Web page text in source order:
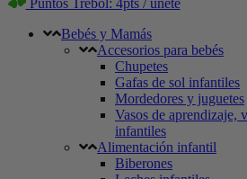
Puntos Trébol: 4pts / únete
Bebés y Mamás
Accesorios para bebés
Chupetes
Gafas de sol infantiles
Mordedores y juguetes
Vasos de aprendizaje,
infantiles
Alimentación infantil
Biberones